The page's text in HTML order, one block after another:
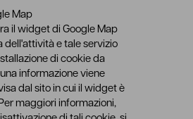
Map
il widget di Google Map
dell'attività e tale servizio
di cookie da
informazione viene
dal sito in cui il widget è
maggiori informazioni,